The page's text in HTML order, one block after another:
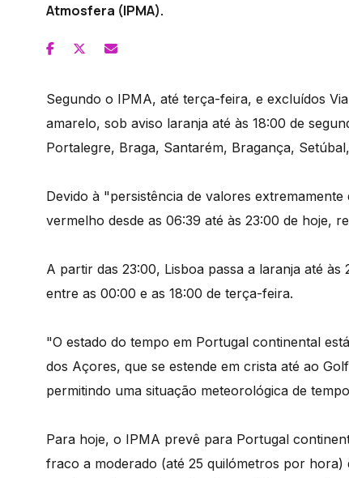
Atmosfera (IPMA).
Segundo o IPMA, até terça-feira, e excluídos
amarelo, sob aviso laranja até às 18:00 de
Portalegre, Braga, Santarém, Bragança,
Devido à "persistência de valores
vermelho desde as 06:39 até às 23:00 de hoje,
A partir das 23:00, Lisboa passa a laranja até
entre as 00:00 e as 18:00 de terça-feira.
"O estado do tempo em Portugal continental
dos Açores, que se estende em crista até ao
permitindo uma situação meteorológica de
Para hoje, o IPMA prevê para Portugal
fraco a moderado (até 25 quilómetros por